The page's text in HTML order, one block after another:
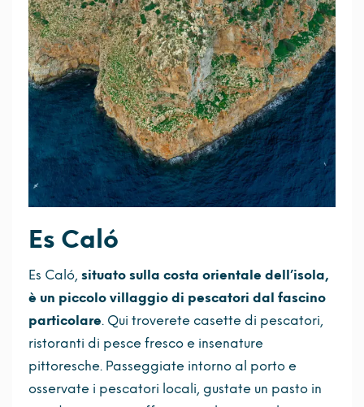
Es Caló
Es Caló, situato sulla costa orientale dell’isola,
è un piccolo villaggio di pescatori dal fascino
particolare. Qui troverete casette di pescatori,
ristoranti di pesce fresco e insenature
pittoresche. Passeggiate intorno al porto e
osservate i pescatori locali, gustate un pasto in